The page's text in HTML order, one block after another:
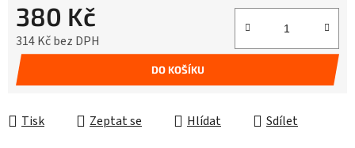
380 Kč
314 Kč bez DPH
Měrná cena:
DO KOŠÍKU
Tisk Zeptat se Hlídat Sdílet